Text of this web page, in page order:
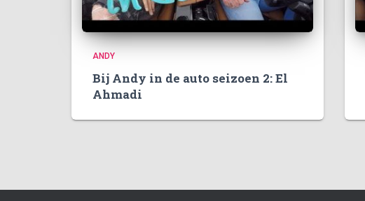
ANDY
Bij Andy in de auto seizoen 2: El
Ahmadi